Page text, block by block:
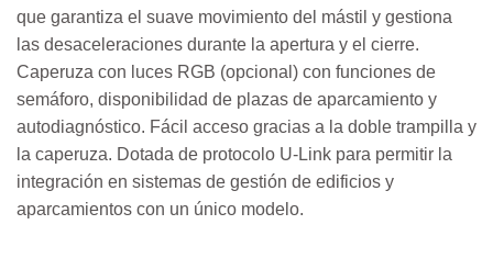
que garantiza el suave movimiento del mástil y gestiona
las desaceleraciones durante la apertura y el cierre.
Caperuza con luces RGB (opcional) con funciones de
semáforo, disponibilidad de plazas de aparcamiento y
autodiagnóstico. Fácil acceso gracias a la doble trampilla y
la caperuza. Dotada de protocolo U-Link para permitir la
integración en sistemas de gestión de edificios y
aparcamientos con un único modelo.